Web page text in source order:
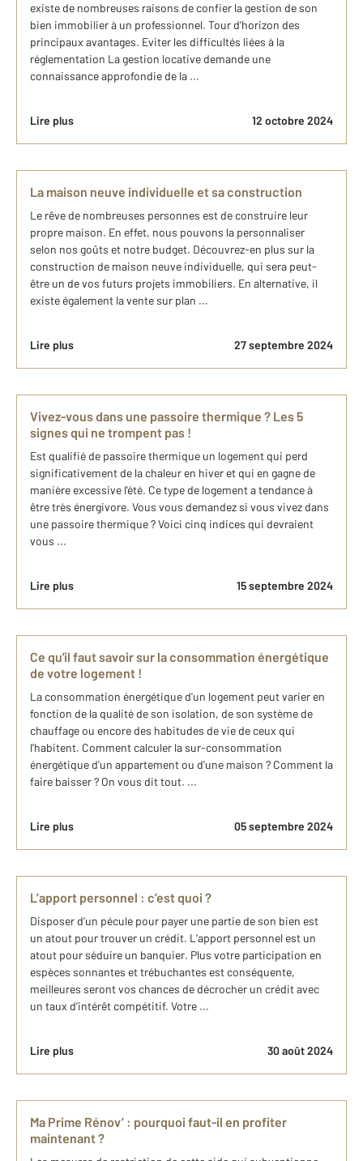
existe de nombreuses raisons de confier la gestion de son
bien immobilier à un professionnel. Tour d’horizon des
principaux avantages. Eviter les difficultés liées à la
réglementation La gestion locative demande une
connaissance approfondie de la ...
Lire plus 12 octobre 2024
La maison neuve individuelle et sa construction
Le rêve de nombreuses personnes est de construire leur
propre maison. En effet, nous pouvons la personnaliser
selon nos goûts et notre budget. Découvrez-en plus sur la
construction de maison neuve individuelle, qui sera peut-
être un de vos futurs projets immobiliers. En alternative, il
existe également la vente sur plan ...
Lire plus 27 septembre 2024
Vivez-vous dans une passoire thermique ? Les 5
signes qui ne trompent pas !
Est qualifié de passoire thermique un logement qui perd
significativement de la chaleur en hiver et qui en gagne de
manière excessive l'été. Ce type de logement a tendance à
être très énergivore. Vous vous demandez si vous vivez dans
une passoire thermique ? Voici cinq indices qui devraient
vous ...
Lire plus 15 septembre 2024
Ce qu'il faut savoir sur la consommation énergétique
de votre logement !
La consommation énergétique d'un logement peut varier en
fonction de la qualité de son isolation, de son système de
chauffage ou encore des habitudes de vie de ceux qui
l'habitent. Comment calculer la sur-consommation
énergétique d'un appartement ou d'une maison ? Comment la
faire baisser ? On vous dit tout. ...
Lire plus 05 septembre 2024
L’apport personnel : c’est quoi ?
Disposer d’un pécule pour payer une partie de son bien est
un atout pour trouver un crédit. L’apport personnel est un
atout pour séduire un banquier. Plus votre participation en
espèces sonnantes et trébuchantes est conséquente,
meilleures seront vos chances de décrocher un crédit avec
un taux d’intérêt compétitif. Votre ...
Lire plus 30 août 2024
Ma Prime Rénov’ : pourquoi faut-il en profiter
maintenant ?